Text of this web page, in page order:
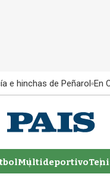
e hinchas de Peñarol En
Multideportivo